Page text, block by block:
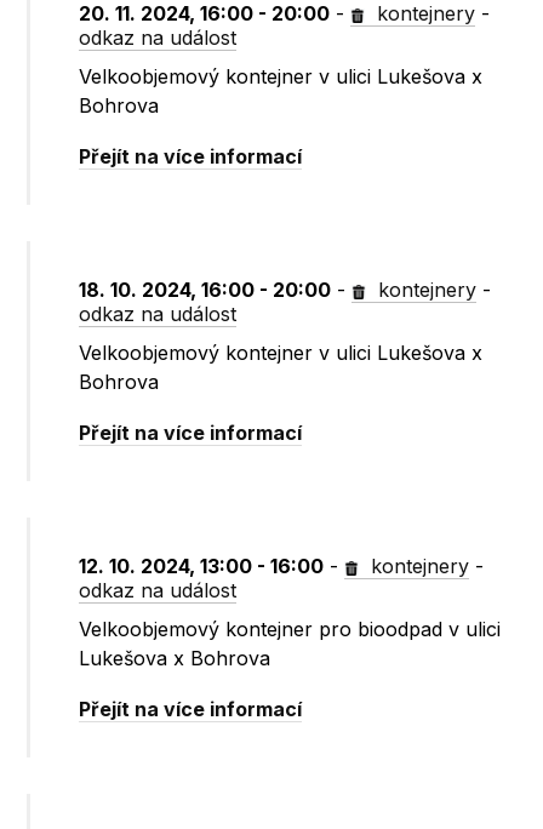
20. 11. 2024, 16:00 - 20:00 - kontejnery -
odkaz na událost
Velkoobjemový kontejner v ulici Lukešova x
Bohrova
Přejít na více informací
18. 10. 2024, 16:00 - 20:00 - kontejnery -
odkaz na událost
Velkoobjemový kontejner v ulici Lukešova x
Bohrova
Přejít na více informací
12. 10. 2024, 13:00 - 16:00 - kontejnery -
odkaz na událost
Velkoobjemový kontejner pro bioodpad v ulici
Lukešova x Bohrova
Přejít na více informací